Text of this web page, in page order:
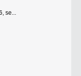
se...